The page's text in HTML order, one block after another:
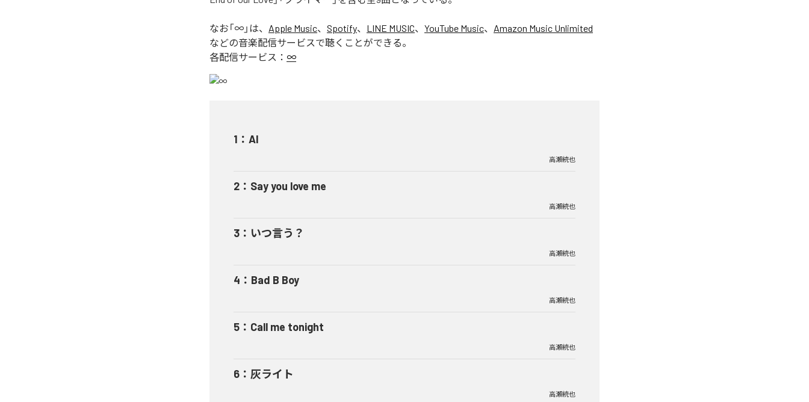
なお「∞ 」は、 Apple Music、 Spotify、 LINE MUSIC、 YouTube Music、 Amazon Music Unlimited
などの音楽配信サービスで聴くことができる。
各配信サービス： ∞
1 ： AI
高瀬統也
2 ： Say you love me
高瀬統也
3 ： いつ言う？
高瀬統也
4 ： Bad B Boy
高瀬統也
5 ： Call me tonight
高瀬統也
6 ： 灰ライト
高瀬統也